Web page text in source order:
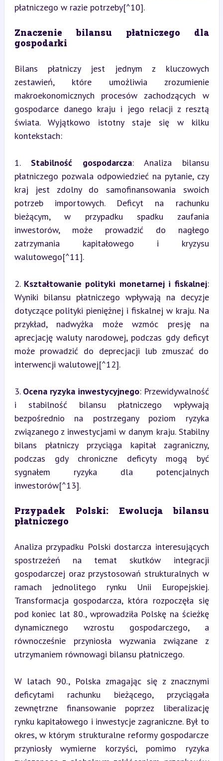
płatniczego w razie potrzeby[^10].
Znaczenie bilansu płatniczego dla
gospodarki
Bilans płatniczy jest jednym z kluczowych
zestawień, które umożliwia zrozumienie
makroekonomicznych procesów zachodzących w
gospodarce danego kraju i jego relacji z resztą
świata. Wyjątkowo istotny staje się w kilku
kontekstach:
1. Stabilność gospodarcza: Analiza bilansu
płatniczego pozwala odpowiedzieć na pytanie, czy
kraj jest zdolny do samofinansowania swoich
potrzeb importowych. Deficyt na rachunku
bieżącym, w przypadku spadku zaufania
inwestorów, może prowadzić do nagłego
zatrzymania kapitałowego i kryzysu
walutowego[^11].
2. Kształtowanie polityki monetarnej i fiskalnej:
Wyniki bilansu płatniczego wpływają na decyzje
dotyczące polityki pieniężnej i fiskalnej w kraju. Na
przykład, nadwyżka może wzmóc presję na
aprecjację waluty narodowej, podczas gdy deficyt
może prowadzić do deprecjacji lub zmuszać do
interwencji walutowej[^12].
3. Ocena ryzyka inwestycyjnego: Przewidywalność
i stabilność bilansu płatniczego wpływają
bezpośrednio na postrzegany poziom ryzyka
związanego z inwestycjami w danym kraju. Stabilny
bilans płatniczy przyciąga kapitał zagraniczny,
podczas gdy chroniczne deficyty mogą być
sygnałem ryzyka dla potencjalnych
inwestorów[^13].
Przypadek Polski: Ewolucja bilansu
płatniczego
Analiza przypadku Polski dostarcza interesujących
spostrzeżeń na temat skutków integracji
gospodarczej oraz przystosowań strukturalnych w
ramach jednolitego rynku Unii Europejskiej.
Transformacja gospodarcza, która rozpoczęła się
pod koniec lat 80., wprowadziła Polskę na ścieżkę
dynamicznego wzrostu gospodarczego, a
równocześnie przyniosła wyzwania związane z
utrzymaniem równowagi bilansu płatniczego.
W latach 90., Polska zmagając się z znacznymi
deficytami rachunku bieżącego, przyciągała
zewnętrzne finansowanie poprzez liberalizację
rynku kapitałowego i inwestycje zagraniczne. Był to
okres, w którym strukturalne reformy gospodarcze
przyniosły wymierne korzyści, pomimo ryzyka